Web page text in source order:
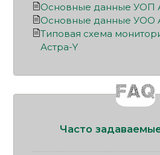
Основные данные УОП
Основные данные УОО
Типовая схема
Астра-Y
Часто